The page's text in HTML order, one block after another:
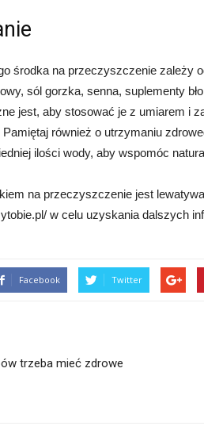
środka na przeczyszczenie zależy
sól gorzka, senna, suplementy
jest, aby stosować je z umiarem i
również o utrzymaniu
ilości wody, aby wspomóc
na przeczyszczenie jest
w celu uzyskania dalszych
Facebook Twitter
trzeba mieć zdrowe